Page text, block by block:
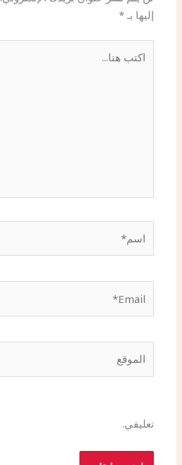
إليها بـ*
هنا...
تعليقي.